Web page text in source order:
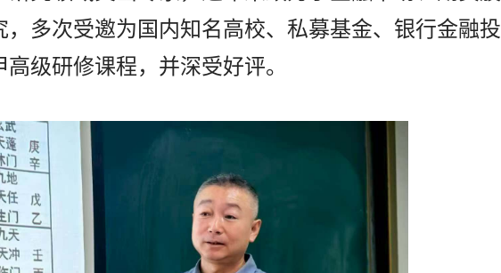
多次受邀为国内知名高校、私募基金、银行金融投
级研修课程，并深受好评。